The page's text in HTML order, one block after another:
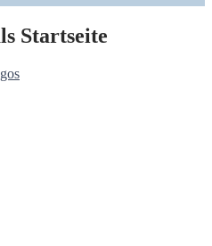
Startseite